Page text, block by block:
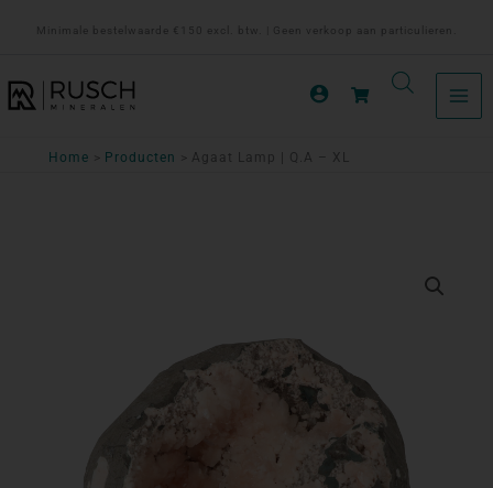
inhoud
Minimale bestelwaarde €150 excl. btw. | Geen verkoop aan particulieren.
Home Producten Agaat Lamp | Q.A – XL